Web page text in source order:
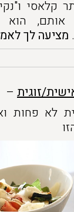
קלאסי
אותם,
מציעה לך
זוגית –
לא פחות